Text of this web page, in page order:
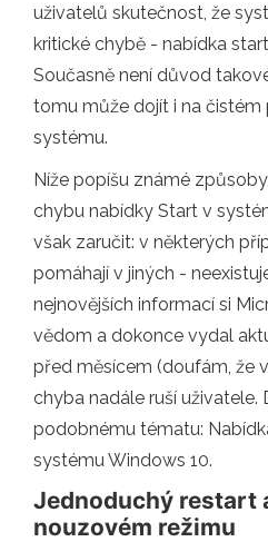
uživatelů skutečnost, že
kritické chybě - nabídka
Současně není důvod
tomu může dojít i na čistém
systému.
Níže popíšu známé
chybu nabídky Start v
však zaručit: v některých
pomáhají v jiných -
nejnovějších informací si
vědom a dokonce vydal
před měsícem (doufám, že
chyba nadále ruší uživatele.
podobnému tématu:
systému Windows 10.
Jednoduchý restart
nouzovém režimu